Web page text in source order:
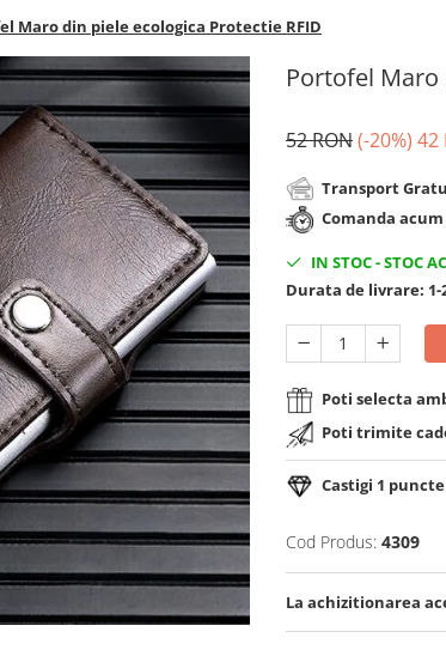
Maro din piele ecologica Protectie RFID
Portofel Maro
52 RON(-20%) 42
Transport
Comanda
IN STOC-STOC
Durata de livrare:
Poti selecta
Poti trimite
Castigi 1 puncte
Cod Produs: 4309
La achizitionarea